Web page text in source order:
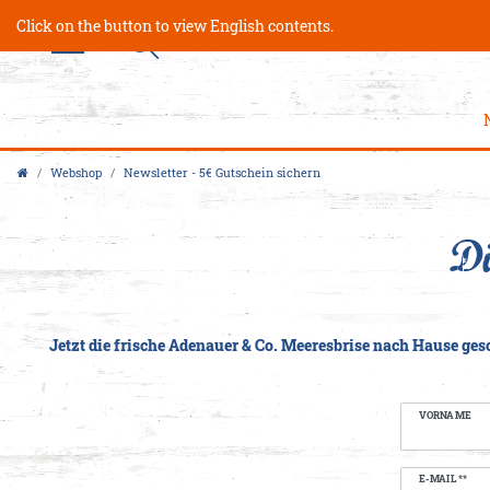
Click on the button to view English contents.
Webshop Newsletter - 5€ Gutschein sichern
Jetzt die frische Adenauer & Co. Meeresbrise nach Hause
VORNAME
E-MAIL **
Newsletter